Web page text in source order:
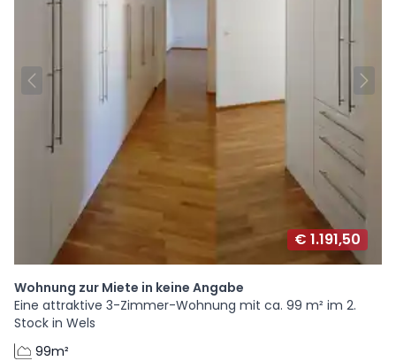
€ 1.191,50
Wohnung zur Miete in keine Angabe
Eine attraktive 3-Zimmer-Wohnung mit ca. 99 m² im 2.
Stock in Wels
99m²